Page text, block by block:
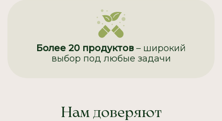
Более 20 продуктов – широкий
выбор под любые задачи
Нам доверяют